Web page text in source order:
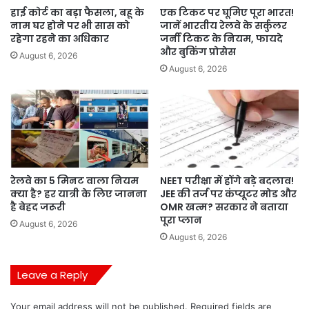
हाई कोर्ट का बड़ा फैसला, बहू के
नाम घर होने पर भी सास को
रहेगा रहने का अधिकार
August 6, 2026
एक टिकट पर घूमिए पूरा भारत!
जानें भारतीय रेलवे के सर्कुलर
जर्नी टिकट के नियम, फायदे
और बुकिंग प्रोसेस
August 6, 2026
रेलवे का 5 मिनट वाला नियम
क्या है? हर यात्री के लिए जानना
है बेहद जरूरी
August 6, 2026
NEET परीक्षा में होंगे बड़े बदलाव!
JEE की तर्ज पर कंप्यूटर मोड और
OMR खत्म? सरकार ने बताया
पूरा प्लान
August 6, 2026
Leave a Reply
Your email address will not be published. Required fields are